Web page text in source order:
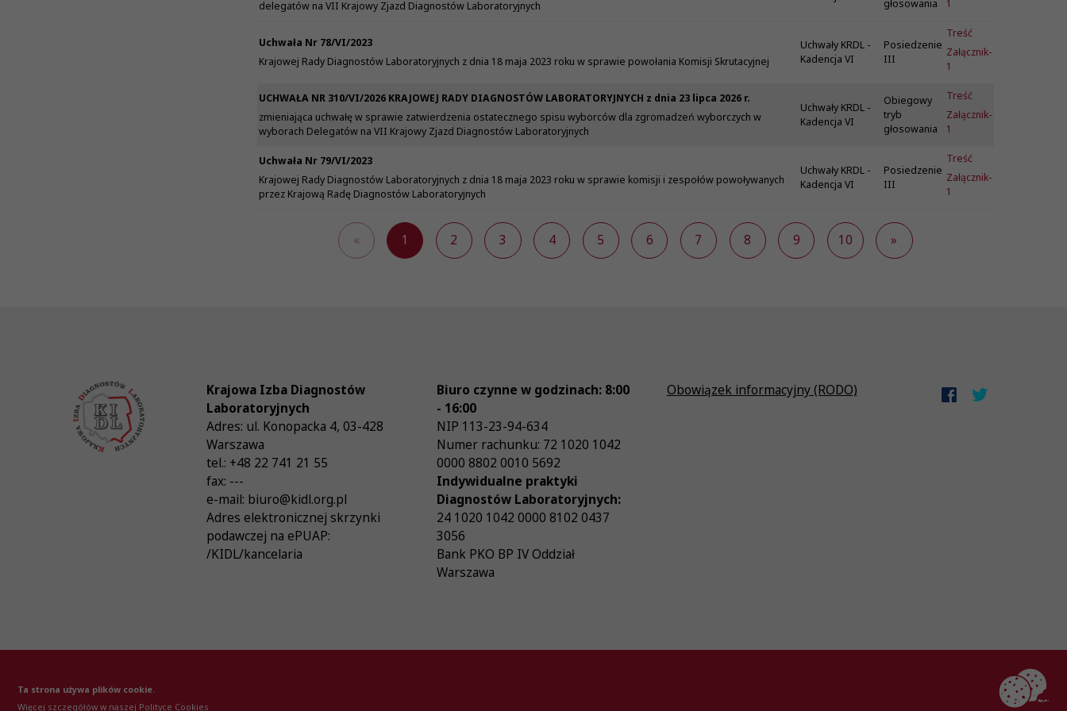
delegatów na VII Krajowy Zjazd Diagnostów Laboratoryjnych
głosowania
1
Uchwała Nr 78/VI/2023
Krajowej Rady Diagnostów Laboratoryjnych z dnia 18 maja 2023 roku w sprawie powołania Komisji Skrutacyjnej
Uchwały KRDL -
Kadencja VI
Posiedzenie
III
Treść
Załącznik-
1
UCHWAŁA NR 310/VI/2026 KRAJOWEJ RADY DIAGNOSTÓW LABORATORYJNYCH z dnia 23 lipca 2026 r.
zmieniająca uchwałę w sprawie zatwierdzenia ostatecznego spisu wyborców dla zgromadzeń wyborczych w
wyborach Delegatów na VII Krajowy Zjazd Diagnostów Laboratoryjnych
Uchwały KRDL -
Kadencja VI
Obiegowy
tryb
głosowania
Treść
Załącznik-
1
Uchwała Nr 79/VI/2023
Krajowej Rady Diagnostów Laboratoryjnych z dnia 18 maja 2023 roku w sprawie komisji i zespołów powoływanych
przez Krajową Radę Diagnostów Laboratoryjnych
Uchwały KRDL -
Kadencja VI
Posiedzenie
III
Treść
Załącznik-
1
« 1 2 3 4 5 6 7 8 9 10 »
Krajowa Izba Diagnostów
Laboratoryjnych
Adres: ul. Konopacka 4,03-428
Warszawa
tel.: +48 22 741 21 55
fax: ---
e-mail: biuro@kidl.org.pl
Adres elektronicznej skrzynki
podawczej na ePUAP:
/KIDL/kancelaria
Biuro czynne w godzinach: 8:00
- 16:00
NIP 113-23-94-634
Numer rachunku: 72 1020 1042
0000 8802 0010 5692
Indywidualne praktyki
Diagnostów Laboratoryjnych:
24 1020 1042 0000 8102 0437
3056
Bank PKO BP IV Oddział
Warszawa
Obowiązek informacyjny (RODO)
Ta strona używa plików cookie.
Więcej szczegółów w naszej Polityce Cookies